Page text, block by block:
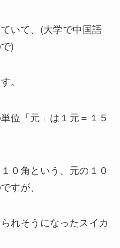
いて、(大学で中国語
)
。
位「元」は１元＝１５
０角という、元の１０
すが、
れそうになったスイカ